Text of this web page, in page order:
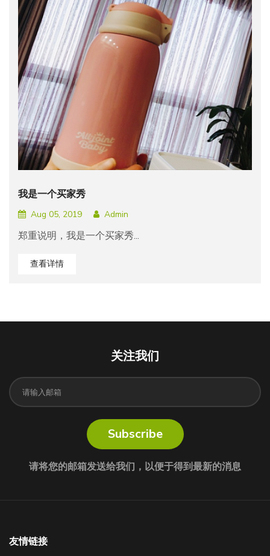
我是一个买家秀
Aug 05, 2019 Admin
郑重说明，我是一个买家秀...
查看详情
关注我们
Subscribe
请将您的邮箱发送给我们，以便于得到最新的消息
友情链接